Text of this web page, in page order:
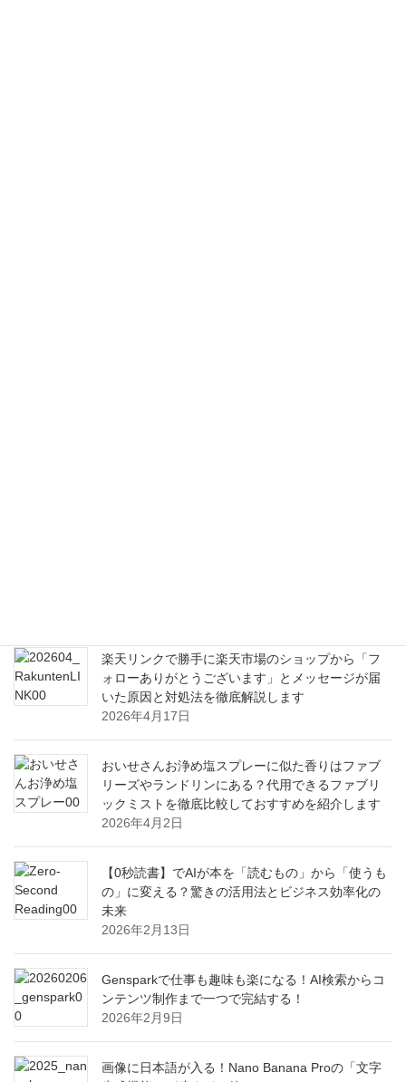
楽天リンクで勝手に楽天市場のショップから「フ
ォローありがとうございます」とメッセージが届
いた原因と対処法を徹底解説します
2026年4月17日
おいせさんお浄め塩スプレーに似た香りはファブ
リーズやランドリンにある？代用できるファブリ
ックミストを徹底比較しておすすめを紹介します
2026年4月2日
【0秒読書】でAIが本を「読むもの」から「使うも
の」に変える？驚きの活用法とビジネス効率化の
未来
2026年2月13日
Gensparkで仕事も趣味も楽になる！AI検索からコ
ンテンツ制作まで一つで完結する！
2026年2月9日
画像に日本語が入る！Nano Banana Proの「文字